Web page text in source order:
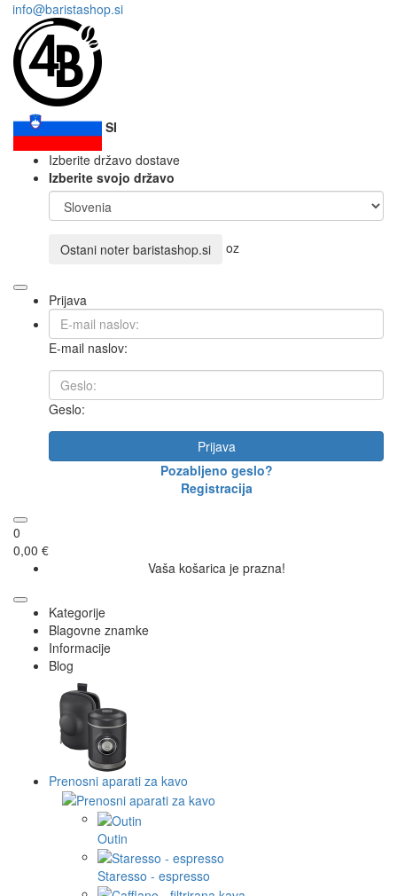
info@baristashop.si
SI
Izberite državo dostave
Izberite svojo državo
Ostani noter baristashop.si oz
Prijava
E-mail naslov:
Geslo:
Prijava
Pozabljeno geslo?
Registracija
0
0,00 €
Vaša košarica je prazna!
Kategorije
Blagovne znamke
Informacije
Blog
Prenosni aparati za kavo
Outin
Staresso - espresso